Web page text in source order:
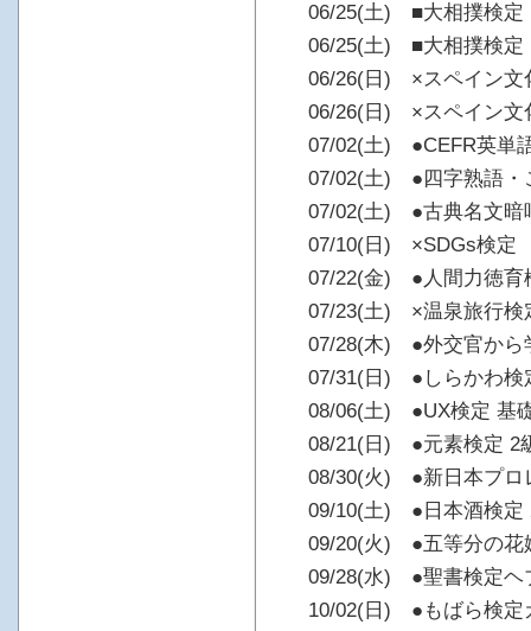
06/25(土) ■大相撲検定
06/25(土) ■大相撲検定
06/26(日) ×スペイン文
06/26(日) ×スペイン文
07/02(土) ●CEFR英単
07/02(土) ●四字熟語・
07/02(土) ●古典名文暗
07/10(日) ×SDGs検定
07/22(金) ●人間力徳育
07/23(土) ×温泉旅行検
07/28(木) ●外交官から
07/31(日) ●しらかわ検
08/06(土) ●UX検定 基
08/21(日) ●元素検定 2
08/30(火) ●新日本プロ
09/10(土) ●日本酒検定
09/20(火) ●五等分の花
09/28(水) ●聖書検定ヘ
10/02(日) ●もばら検定